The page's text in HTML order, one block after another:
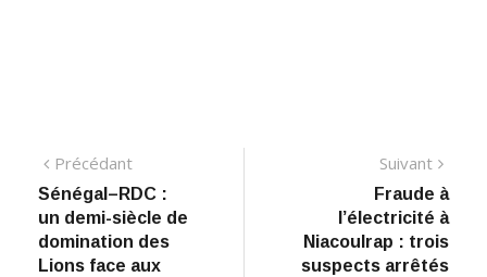
Navigation
de
l’article
PrécédantPrécédant:
Sénégal–RDC :
un demi-siècle de
domination des
Lions face aux
Suivant
Fraude à
l’électricité à
Niacoulrap : trois
suspects arrêtés